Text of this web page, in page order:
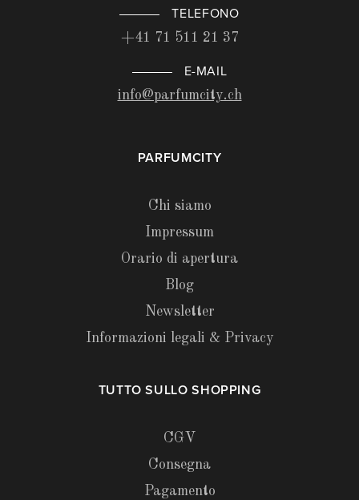
TELEFONO
+41 71 511 21 37
E-MAIL
info@parfumcity.ch
PARFUMCITY
Chi siamo
Impressum
Orario di apertura
Blog
Newsletter
Informazioni legali & Privacy
TUTTO SULLO SHOPPING
CGV
Consegna
Pagamento